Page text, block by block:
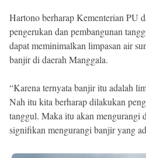
Hartono berharap Kementerian PU
pengerukan dan pembangunan
dapat meminimalkan limpasan air
banjir di daerah Manggala.
“Karena ternyata banjir itu adalah
Nah itu kita berharap dilakukan
tanggul. Maka itu akan mengurangi
signifikan mengurangi banjir yang